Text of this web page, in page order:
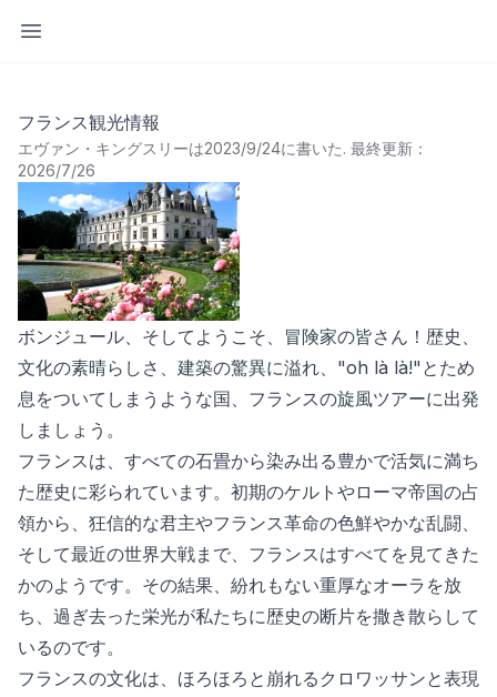
サイドバーを開く
フランス観光情報
エヴァン・キングスリーは2023/9/24に書いた. 最終更新：
2026/7/26
ボンジュール、そしてようこそ、冒険家の皆さん！歴史、
文化の素晴らしさ、建築の驚異に溢れ、"oh là là!"とため
息をついてしまうような国、フランスの旋風ツアーに出発
しましょう。
フランスは、すべての石畳から染み出る豊かで活気に満ち
た歴史に彩られています。初期のケルトやローマ帝国の占
領から、狂信的な君主やフランス革命の色鮮やかな乱闘、
そして最近の世界大戦まで、フランスはすべてを見てきた
かのようです。その結果、紛れもない重厚なオーラを放
ち、過ぎ去った栄光が私たちに歴史の断片を撒き散らして
いるのです。
フランスの文化は、ほろほろと崩れるクロワッサンと表現